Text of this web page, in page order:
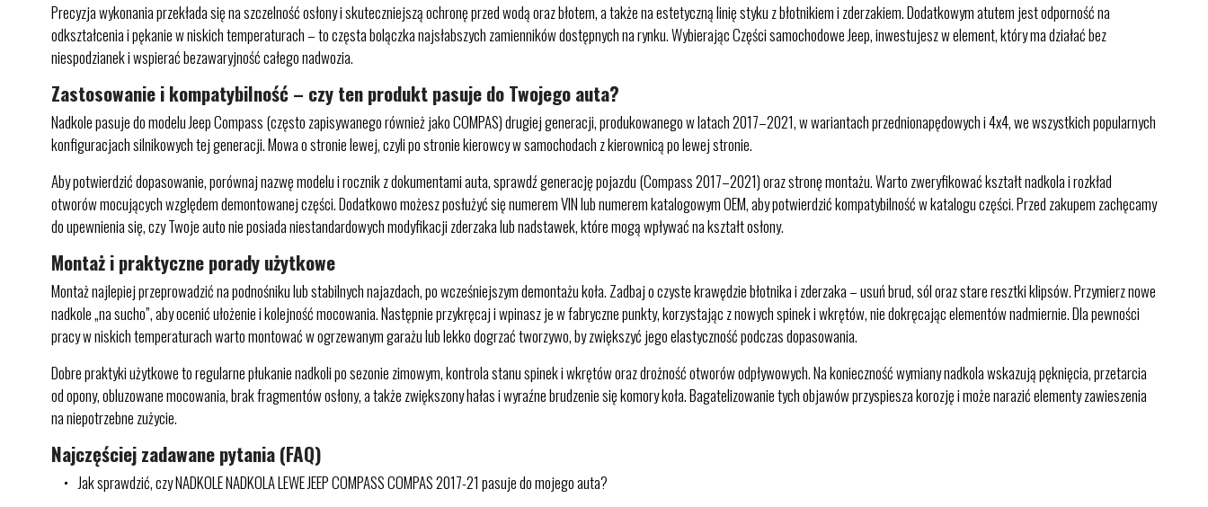
Precyzja wykonania przekłada się na szczelność osłony i skuteczniejszą ochronę przed wodą oraz błotem, a także na estetyczną linię styku z błotnikiem i zderzakiem. Dodatkowym atutem jest odporność na
odkształcenia i pękanie w niskich temperaturach – to częsta bolączka najsłabszych zamienników dostępnych na rynku. Wybierając Części samochodowe Jeep, inwestujesz w element, który ma działać bez
niespodzianek i wspierać bezawaryjność całego nadwozia.
Zastosowanie i kompatybilność – czy ten produkt pasuje do Twojego auta?
Nadkole pasuje do modelu Jeep Compass (często zapisywanego również jako COMPAS) drugiej generacji, produkowanego w latach 2017–2021, w wariantach przednionapędowych i 4x4, we wszystkich popularnych
konfiguracjach silnikowych tej generacji. Mowa o stronie lewej, czyli po stronie kierowcy w samochodach z kierownicą po lewej stronie.
Aby potwierdzić dopasowanie, porównaj nazwę modelu i rocznik z dokumentami auta, sprawdź generację pojazdu (Compass 2017–2021) oraz stronę montażu. Warto zweryfikować kształt nadkola i rozkład
otworów mocujących względem demontowanej części. Dodatkowo możesz posłużyć się numerem VIN lub numerem katalogowym OEM, aby potwierdzić kompatybilność w katalogu części. Przed zakupem zachęcamy
do upewnienia się, czy Twoje auto nie posiada niestandardowych modyfikacji zderzaka lub nadstawek, które mogą wpływać na kształt osłony.
Montaż i praktyczne porady użytkowe
Montaż najlepiej przeprowadzić na podnośniku lub stabilnych najazdach, po wcześniejszym demontażu koła. Zadbaj o czyste krawędzie błotnika i zderzaka – usuń brud, sól oraz stare resztki klipsów. Przymierz nowe
nadkole „na sucho”, aby ocenić ułożenie i kolejność mocowania. Następnie przykręcaj i wpinasz je w fabryczne punkty, korzystając z nowych spinek i wkrętów, nie dokręcając elementów nadmiernie. Dla pewności
pracy w niskich temperaturach warto montować w ogrzewanym garażu lub lekko dogrzać tworzywo, by zwiększyć jego elastyczność podczas dopasowania.
Dobre praktyki użytkowe to regularne płukanie nadkoli po sezonie zimowym, kontrola stanu spinek i wkrętów oraz drożność otworów odpływowych. Na konieczność wymiany nadkola wskazują pęknięcia, przetarcia
od opony, obluzowane mocowania, brak fragmentów osłony, a także zwiększony hałas i wyraźne brudzenie się komory koła. Bagatelizowanie tych objawów przyspiesza korozję i może narazić elementy zawieszenia
na niepotrzebne zużycie.
Najczęściej zadawane pytania (FAQ)
Jak sprawdzić, czy NADKOLE NADKOLA LEWE JEEP COMPASS COMPAS 2017-21 pasuje do mojego auta?